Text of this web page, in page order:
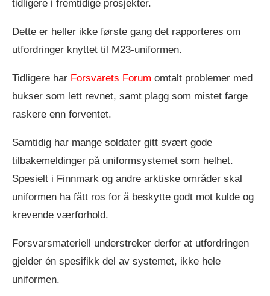
tidligere i fremtidige prosjekter.
Dette er heller ikke første gang det rapporteres om
utfordringer knyttet til M23-uniformen.
Tidligere har Forsvarets Forum omtalt problemer med
bukser som lett revnet, samt plagg som mistet farge
raskere enn forventet.
Samtidig har mange soldater gitt svært gode
tilbakemeldinger på uniformsystemet som helhet.
Spesielt i Finnmark og andre arktiske områder skal
uniformen ha fått ros for å beskytte godt mot kulde og
krevende værforhold.
Forsvarsmateriell understreker derfor at utfordringen
gjelder én spesifikk del av systemet, ikke hele
uniformen.